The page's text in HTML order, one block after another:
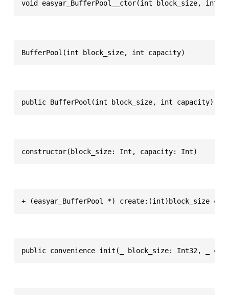
void easyar_BufferPool__ctor(int block_size, int
BufferPool(int block_size, int capacity)
public BufferPool(int block_size, int capacity)
constructor(block_size: Int, capacity: Int)
+ (easyar_BufferPool *) create:(int)block_size
public convenience init(_ block_size: Int32, _